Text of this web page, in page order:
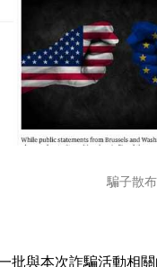
騙子散
批與本次詐騙活動相